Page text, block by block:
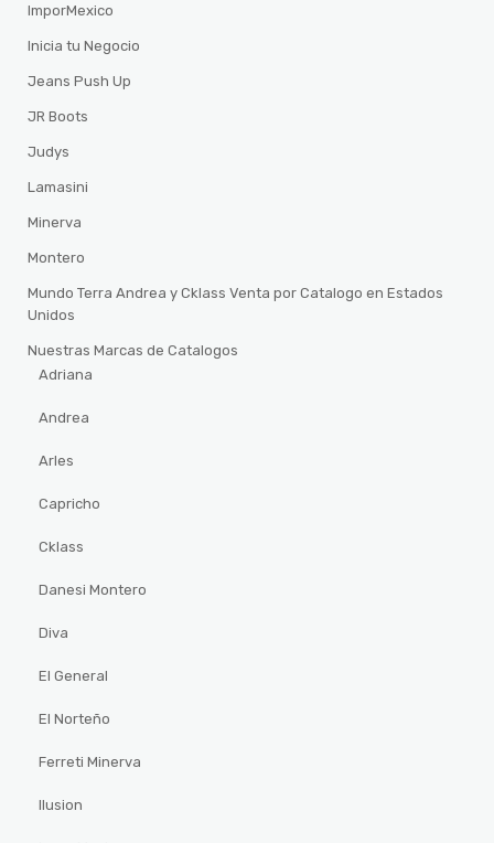
ImporMexico
Inicia tu Negocio
Jeans Push Up
JR Boots
Judys
Lamasini
Minerva
Montero
Mundo Terra Andrea y Cklass Venta por Catalogo en Estados
Unidos
Nuestras Marcas de Catalogos
Adriana
Andrea
Arles
Capricho
Cklass
Danesi Montero
Diva
El General
El Norteño
Ferreti Minerva
Ilusion